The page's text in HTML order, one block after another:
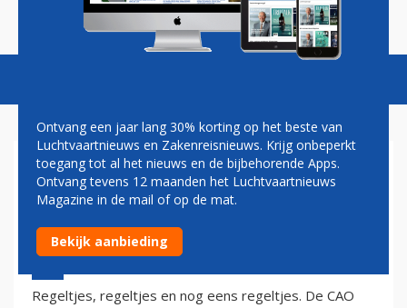
Magazine Podcasts Vacatures
KLM VOOR VERSIMPELING
CAO
8 oktober 2002 - 2:00
Regeltjes, regeltjes en nog eens regeltjes. De CAO
Ontvang een jaar lang 30% korting op het beste van
Luchtvaartnieuws en Zakenreisnieuws. Krijg onbeperkt
toegang tot al het nieuws en de bijbehorende Apps.
Ontvang tevens 12 maanden het Luchtvaartnieuws
Magazine in de mail of op de mat.
Bekijk aanbieding